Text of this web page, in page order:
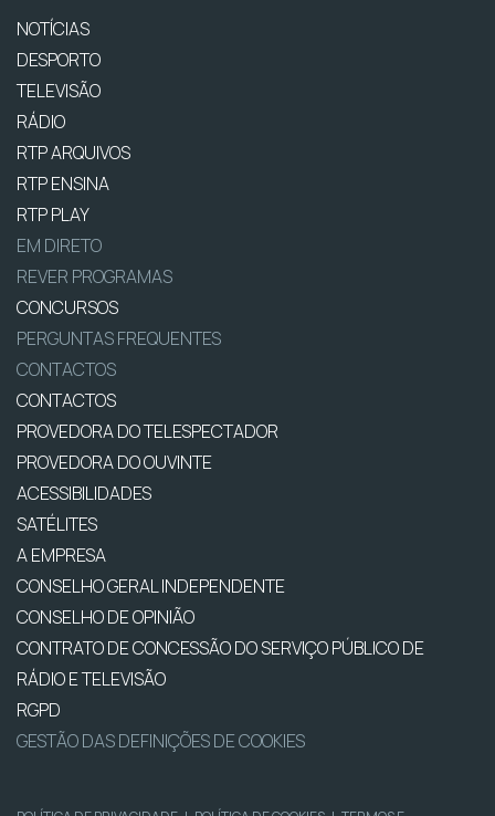
NOTÍCIAS
DESPORTO
TELEVISÃO
RÁDIO
RTP ARQUIVOS
RTP ENSINA
RTP PLAY
EM DIRETO
REVER PROGRAMAS
CONCURSOS
PERGUNTAS FREQUENTES
CONTACTOS
CONTACTOS
PROVEDORA DO TELESPECTADOR
PROVEDORA DO OUVINTE
ACESSIBILIDADES
SATÉLITES
A EMPRESA
CONSELHO GERAL INDEPENDENTE
CONSELHO DE OPINIÃO
CONTRATO DE CONCESSÃO DO SERVIÇO PÚBLICO DE
RÁDIO E TELEVISÃO
RGPD
GESTÃO DAS DEFINIÇÕES DE COOKIES